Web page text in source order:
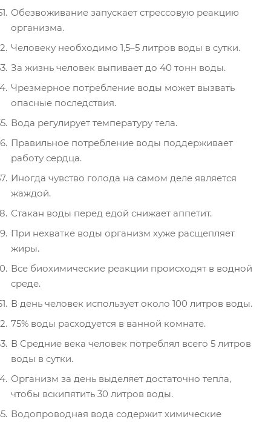
Обезвоживание запускает стрессовую реакцию
организма.
Человеку необходимо 1,5–5 литров воды в сутки.
За жизнь человек выпивает до 40 тонн воды.
Чрезмерное потребление воды может вызвать
опасные последствия.
Вода регулирует температуру тела.
Правильное потребление воды поддерживает
работу сердца.
Иногда чувство голода на самом деле является
жаждой.
Стакан воды перед едой снижает аппетит.
При нехватке воды организм хуже расщепляет
жиры.
Все биохимические реакции происходят в водной
среде.
В день человек использует около 100 литров воды.
75% воды расходуется в ванной комнате.
В Средние века человек потреблял всего 5 литров
воды в сутки.
Организм за день выделяет достаточно тепла,
чтобы вскипятить 30 литров воды.
Водопроводная вода содержит химические